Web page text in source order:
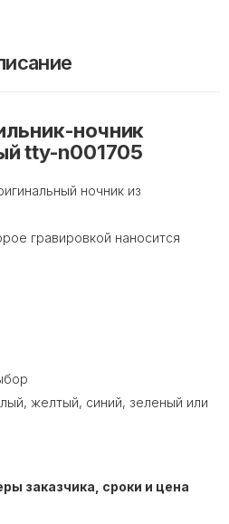
ночник
tty-n001705
ночник из
гравировкой наносится
желтый, синий, зеленый или
заказчика, сроки и цена